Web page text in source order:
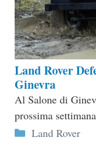
Land Rover
Ginevra
Al Salone di
prossima
Categorie
Land Rover